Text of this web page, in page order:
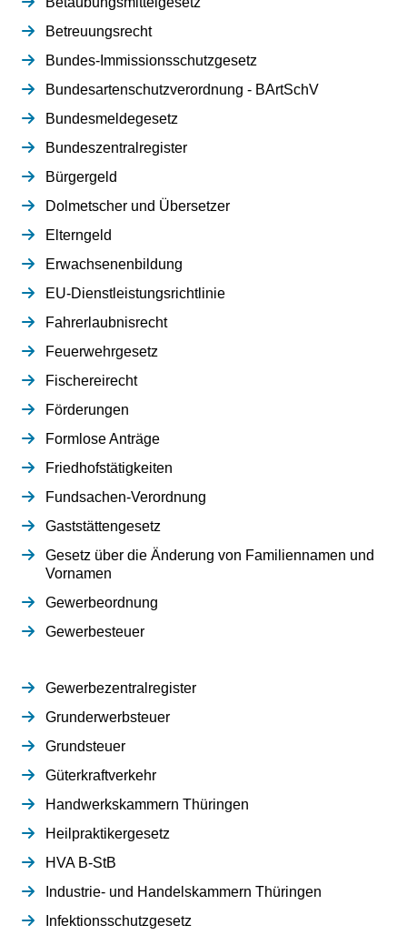
Betreuungsrecht
Bundes-Immissionsschutzgesetz
Bundesartenschutzverordnung - BArtSchV
Bundesmeldegesetz
Bundeszentralregister
Bürgergeld
Dolmetscher und Übersetzer
Elterngeld
Erwachsenenbildung
EU-Dienstleistungsrichtlinie
Fahrerlaubnisrecht
Feuerwehrgesetz
Fischereirecht
Förderungen
Formlose Anträge
Friedhofstätigkeiten
Fundsachen-Verordnung
Gaststättengesetz
Gesetz über die Änderung von Familiennamen und
Vornamen
Gewerbeordnung
Gewerbesteuer
Gewerbezentralregister
Grunderwerbsteuer
Grundsteuer
Güterkraftverkehr
Handwerkskammern Thüringen
Heilpraktikergesetz
HVA B-StB
Industrie- und Handelskammern Thüringen
Infektionsschutzgesetz